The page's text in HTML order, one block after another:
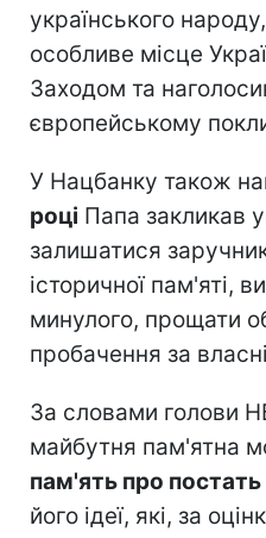
українського
особливе місце
Заходом та
європейському
У Нацбанку також
році Папа закликав
залишатися
історичної пам'яті,
минулого, прощати
пробачення за
За словами голови
майбутня пам'ятна
пам'ять про постать
його ідеї, які, за